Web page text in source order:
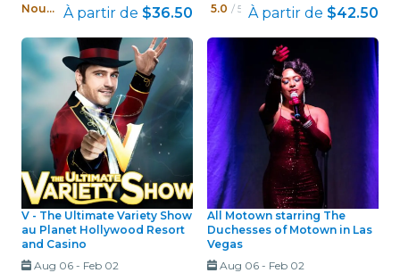
Nouveau ! À partir de $36.50 5.0 / 5 À partir de $42.50
V - The Ultimate Variety Show
au Planet Hollywood Resort
and Casino
Aug 06- Feb 02
All Motown starring The
Duchesses of Motown in Las
Vegas
Aug 06- Feb 02